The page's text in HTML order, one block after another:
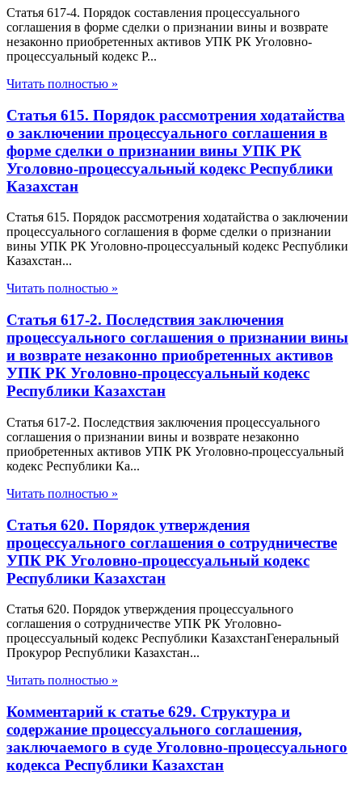
Статья 617-4. Порядок составления процессуального
соглашения в форме сделки о признании вины и возврате
незаконно приобретенных активов УПК РК Уголовно-
процессуальный кодекс Р...
Читать полностью »
Статья 615. Порядок рассмотрения ходатайства
о заключении процессуального соглашения в
форме сделки о признании вины УПК РК
Уголовно-процессуальный кодекс Республики
Казахстан
Статья 615. Порядок рассмотрения ходатайства о заключении
процессуального соглашения в форме сделки о признании
вины УПК РК Уголовно-процессуальный кодекс Республики
Казахстан...
Читать полностью »
Статья 617-2. Последствия заключения
процессуального соглашения о признании вины
и возврате незаконно приобретенных активов
УПК РК Уголовно-процессуальный кодекс
Республики Казахстан
Статья 617-2. Последствия заключения процессуального
соглашения о признании вины и возврате незаконно
приобретенных активов УПК РК Уголовно-процессуальный
кодекс Республики Ка...
Читать полностью »
Статья 620. Порядок утверждения
процессуального соглашения о сотрудничестве
УПК РК Уголовно-процессуальный кодекс
Республики Казахстан
Статья 620. Порядок утверждения процессуального
соглашения о сотрудничестве УПК РК Уголовно-
процессуальный кодекс Республики КазахстанГенеральный
Прокурор Республики Казахстан...
Читать полностью »
Комментарий к статье 629. Структура и
содержание процессуального соглашения,
заключаемого в суде Уголовно-процессуального
кодекса Республики Казахстан